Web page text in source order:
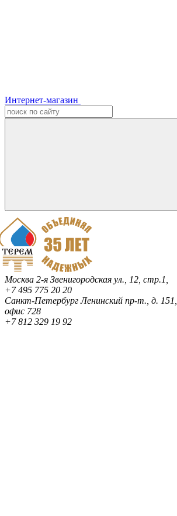
Интернет-магазин
Москва 2-я Звенигородская ул., 12, стр.1,
+7 495 775 20 20
Санкт-ПетербургЛенинский пр-т., д. 151,
офис 728
+7 812 329 19 92